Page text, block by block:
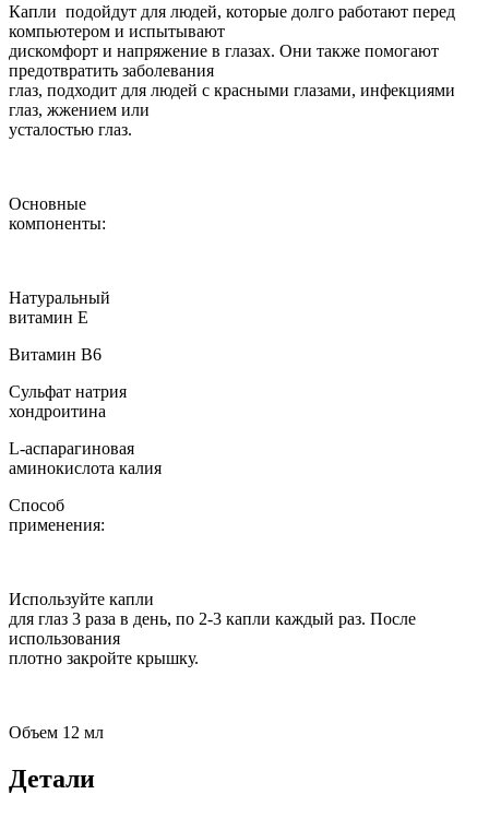
Капли подойдут для людей, которые долго работают перед
компьютером и испытывают
дискомфорт и напряжение в глазах. Они также помогают
предотвратить заболевания
глаз, подходит для людей с красными глазами, инфекциями
глаз, жжением или
усталостью глаз.
Основные
компоненты:
Натуральный
витамин Е
Витамин B6
Сульфат натрия
хондроитина
L-аспарагиновая
аминокислота калия
Способ
применения:
Используйте капли
для глаз 3 раза в день, по 2-3 капли каждый раз. После
использования
плотно закройте крышку.
Объем 12 мл
Детали